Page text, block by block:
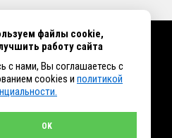
76-83, 8 (3952) 93-27-93 - Отдел
файлы cookie,
работу сайта
с нами, Вы соглашаетесь с
cookies и политикой
OK